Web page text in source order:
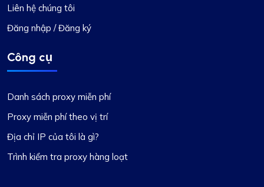
Liên hệ chúng tôi
Đăng nhập / Đăng ký
Công cụ
Danh sách proxy miễn phí
Proxy miễn phí theo vị trí
Địa chỉ IP của tôi là gì?
Trình kiểm tra proxy hàng loạt